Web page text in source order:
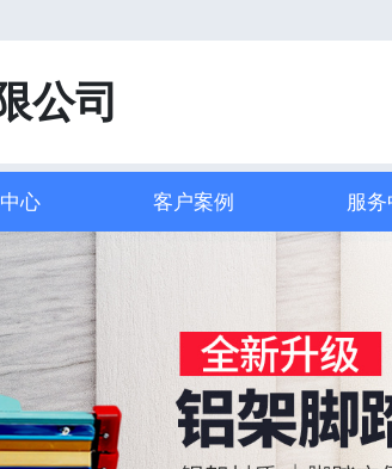
公司
心 客户案例 服